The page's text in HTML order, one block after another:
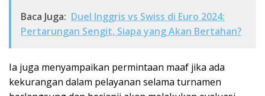
Baca Juga: Duel Inggris vs Swiss di Euro 2024:
Pertarungan Sengit, Siapa yang Akan Bertahan?
Ia juga menyampaikan permintaan maaf jika ada
kekurangan dalam pelayanan selama turnamen